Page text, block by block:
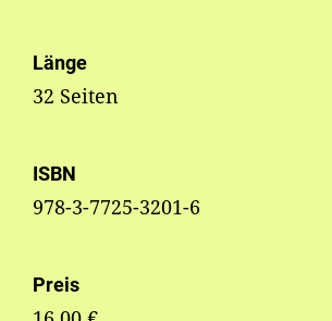
Länge
32 Seiten
ISBN
978-3-7725-3201-6
Preis